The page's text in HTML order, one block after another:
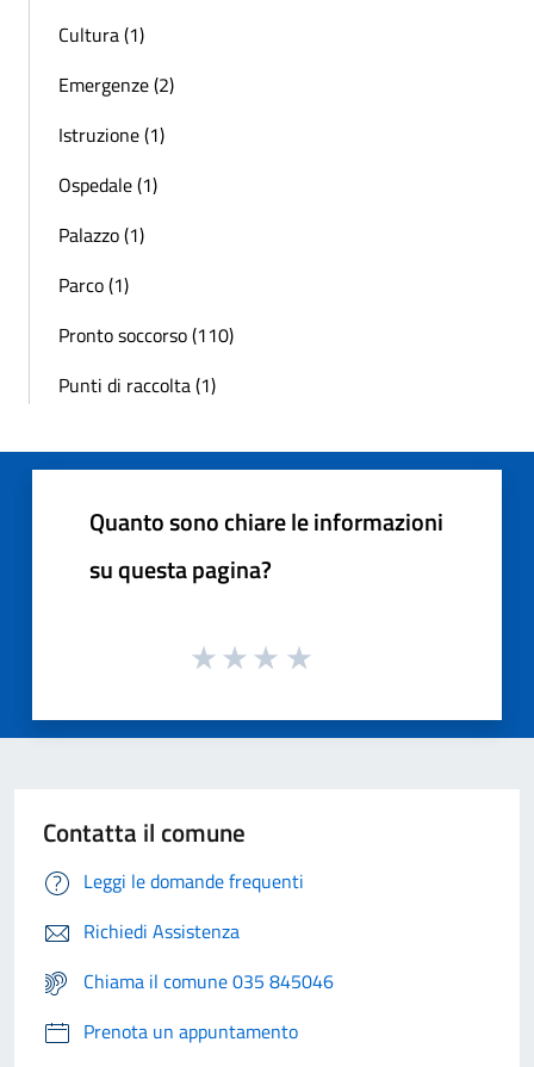
Cultura (1)
Emergenze (2)
Istruzione (1)
Ospedale (1)
Palazzo (1)
Parco (1)
Pronto soccorso (110)
Punti di raccolta (1)
Quanto sono chiare le informazioni
su questa pagina?
Contatta il comune
Leggi le domande frequenti
Richiedi Assistenza
Chiama il comune 035 845046
Prenota un appuntamento